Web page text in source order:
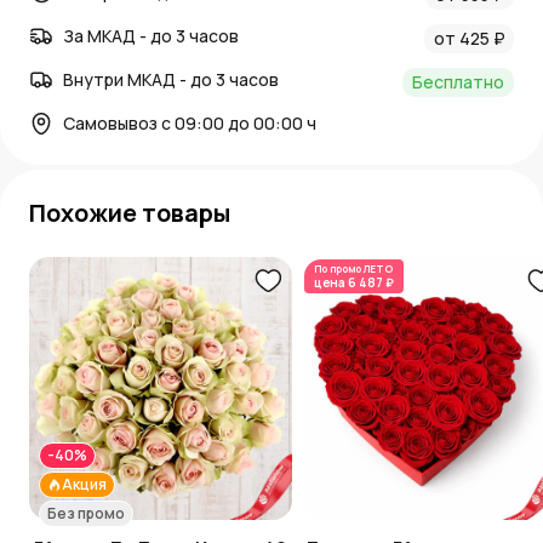
За МКАД - до 3 часов
от 425 ₽
Внутри МКАД - до 3 часов
Бесплатно
Самовывоз с 09:00 до 00:00 ч
Похожие товары
Акция
-40%
Без промо
По промоЛЕТО
цена 6 487 ₽